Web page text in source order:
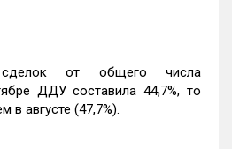
от общего числа
ДДУ составила 44,7%, то
в августе (47,7%).